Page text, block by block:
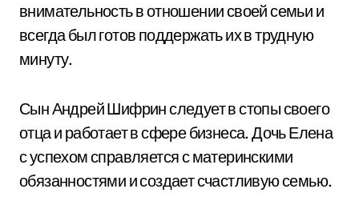
внимательность в отношении своей семьи и
всегда был готов поддержать их в трудную
минуту.
Сын Андрей Шифрин следует в стопы своего
отца и работает в сфере бизнеса. Дочь Елена
с успехом справляется с материнскими
обязанностями и создает счастливую семью.